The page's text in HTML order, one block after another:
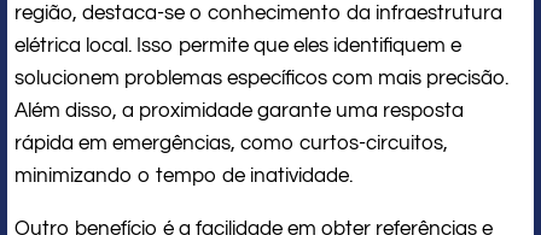
região, destaca-se o conhecimento da infraestrutura
elétrica local. Isso permite que eles identifiquem e
solucionem problemas específicos com mais precisão.
Além disso, a proximidade garante uma resposta
rápida em emergências, como curtos-circuitos,
minimizando o tempo de inatividade.
Outro benefício é a facilidade em obter referências e